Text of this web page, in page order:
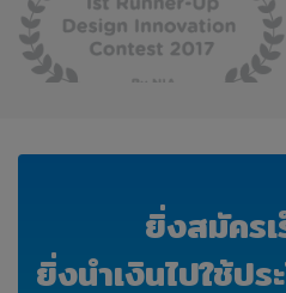
ยิ่งสมัครเ
ยิ่งนำเงินไปใช้ปร